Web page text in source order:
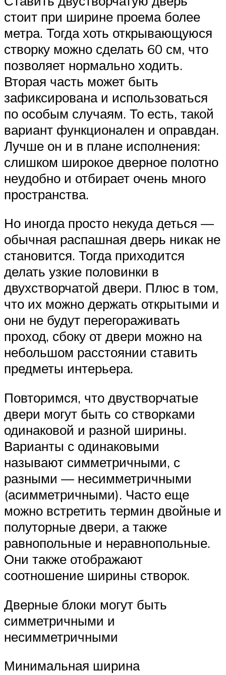
стоит при ширине проема более
метра. Тогда хоть открывающуюся
створку можно сделать 60 см, что
позволяет нормально ходить.
Вторая часть может быть
зафиксирована и использоваться
по особым случаям. То есть, такой
вариант функционален и оправдан.
Лучше он и в плане исполнения:
слишком широкое дверное полотно
неудобно и отбирает очень много
пространства.
Но иногда просто некуда деться —
обычная распашная дверь никак не
становится. Тогда приходится
делать узкие половинки в
двухстворчатой двери. Плюс в том,
что их можно держать открытыми и
они не будут перегораживать
проход, сбоку от двери можно на
небольшом расстоянии ставить
предметы интерьера.
Повторимся, что двустворчатые
двери могут быть со створками
одинаковой и разной ширины.
Варианты с одинаковыми
называют симметричными, с
разными — несимметричными
(асимметричными). Часто еще
можно встретить термин двойные и
полуторные двери, а также
равнопольные и неравнопольные.
Они также отображают
соотношение ширины створок.
Дверные блоки могут быть
симметричными и
несимметричными
Минимальная ширина